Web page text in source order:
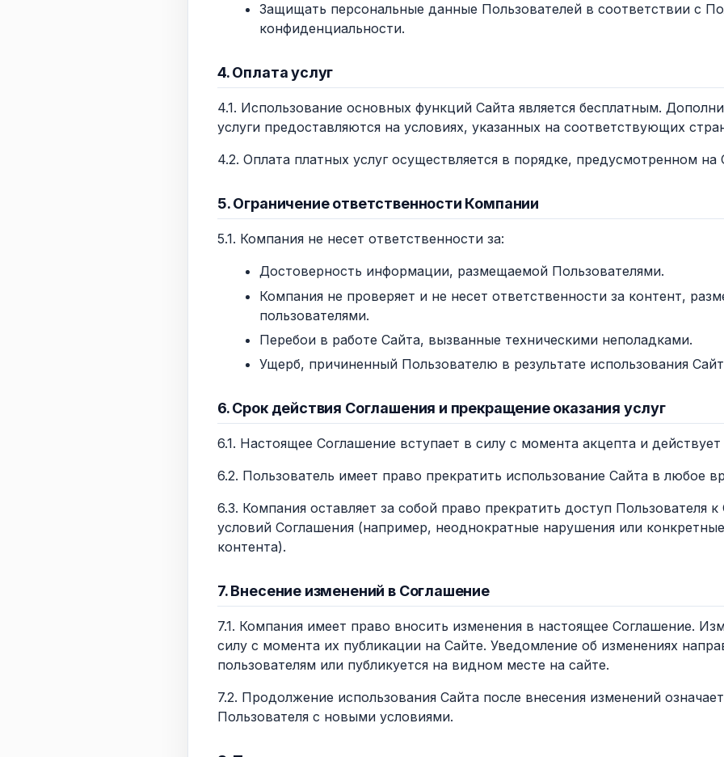
Защищать персональные данные Пользователей в соответствии с
конфиденциальности.
4. Оплата услуг
4.1. Использование основных функций Сайта является бесплатным.
услуги предоставляются на условиях, указанных на соответствующих
4.2. Оплата платных услуг осуществляется в порядке, предусмотренном на
5. Ограничение ответственности Компании
5.1. Компания не несет ответственности за:
Достоверность информации, размещаемой Пользователями.
Компания не проверяет и не несет ответственности за контент,
пользователями.
Перебои в работе Сайта, вызванные техническими неполадками.
Ущерб, причиненный Пользователю в результате использования
6. Срок действия Соглашения и прекращение оказания услуг
6.1. Настоящее Соглашение вступает в силу с момента акцепта и действует
6.2. Пользователь имеет право прекратить использование Сайта в любое
6.3. Компания оставляет за собой право прекратить доступ Пользователя
условий Соглашения (например, неоднократные нарушения или
контента).
7. Внесение изменений в Соглашение
7.1. Компания имеет право вносить изменения в настоящее Соглашение.
силу с момента их публикации на Сайте. Уведомление об изменениях
пользователям или публикуется на видном месте на сайте.
7.2. Продолжение использования Сайта после внесения изменений
Пользователя с новыми условиями.